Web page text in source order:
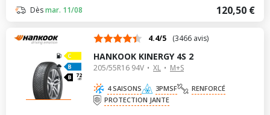
120,50 €
Dèsmar. 11/08
72
dB
4.4/5 (3466 avis)
HANKOOK KINERGY 4S 2
205/55R16 94V XL M+S
4 SAISONS 3PMSF
RENFORCÉ
PROTECTION JANTE